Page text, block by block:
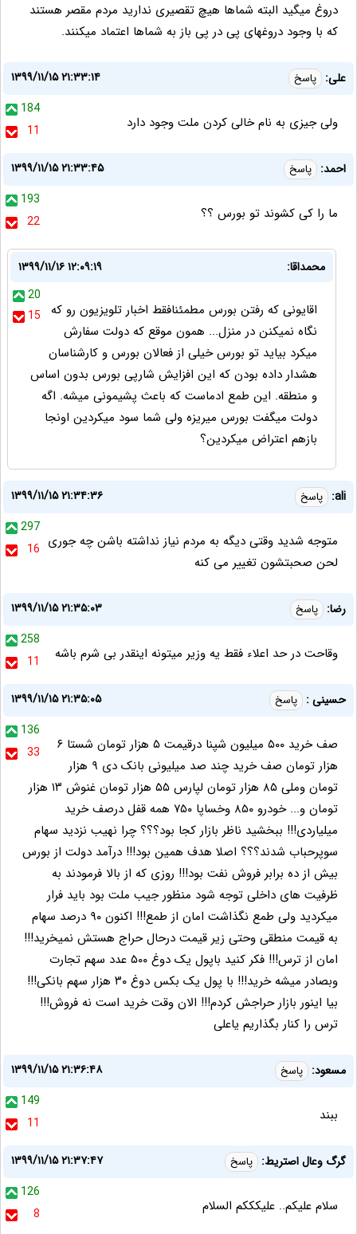
دروغ میگید البته شماها هیچ تقصیری ندارید مردم مقصر هستند
که با وجود دروغهای پی در پی باز به شماها اعتماد میکنند.
علی: پاسخ
۱۳۹۹/۱۱/۱۵ ۲۱:۳۳:۱۴
184
11
ولی جیزی به نام خالی کردن ملت وجود دارد
احمد: پاسخ
۱۳۹۹/۱۱/۱۵ ۲۱:۳۳:۴۵
193
22
ما را کی کشوند تو بورس ؟؟
محمداقا:
۱۳۹۹/۱۱/۱۶ ۱۲:۰۹:۱۹
20
15
اقایونی که رفتن بورس مطمئنافقط اخبار تلویزیون رو که
نگاه نمیکنن در منزل... همون موقع که دولت سفارش
میکرد بیاید تو بورس خیلی از فعالان بورس و کارشناسان
هشدار داده بودن که این افزایش شارپی بورس بدون اساس
و منطقه. این طمع ادماست که باعث پشیمونی میشه. اگه
دولت میگفت بورس میریزه ولی شما سود میکردین اونجا
بازهم اعتراض میکردین؟
ali: پاسخ
۱۳۹۹/۱۱/۱۵ ۲۱:۳۴:۳۶
297
16 متوجه شدید وقتی دیگه به مردم نیاز نداشته باشن چه جوری
لحن صحبتشون تغییر می کنه
رضا: پاسخ
۱۳۹۹/۱۱/۱۵ ۲۱:۳۵:۰۳
258
11
وقاحت در حد اعلاء فقط یه وزیر میتونه اینقدر بی شرم باشه
حسینی : پاسخ
۱۳۹۹/۱۱/۱۵ ۲۱:۳۵:۰۵
136
33
صف خرید ۵۰۰ میلیون شپنا درقیمت ۵ هزار تومان شستا ۶
هزار تومان صف خرید چند صد میلیونی بانک دی ۹ هزار
تومان وملی ۸۵ هزار تومان لپارس ۵۵ هزار تومان غنوش ۱۳ هزار
تومان و... خودرو ۸۵۰ وخساپا ۷۵۰ همه قفل درصف خرید
میلیاردی!!! ببخشید ناظر بازار کجا بود؟؟؟ چرا نهیب نزدید سهام
سوپرحباب شدند؟؟؟ اصلا هدف همین بود!!! درآمد دولت از بورس
بیش از ده برابر فروش نفت بود!!! روزی که از بالا فرمودند به
ظرفیت های داخلی توجه شود منظور جیب ملت بود باید فرار
میکردید ولی طمع نگذاشت امان از طمع!!! اکنون ۹۰ درصد سهام
به قیمت منطقی وحتی زیر قیمت درحال حراج هستش نمیخرید!!!
امان از ترس!!! فکر کنید باپول یک دوغ ۵۰۰ عدد سهم تجارت
وبصادر میشه خرید!!! با پول یک بکس دوغ ۳۰ هزار سهم بانکی!!!
بیا اینور بازار حراجش کردم!!! الان وقت خرید است نه فروش!!!
ترس را کنار بگذاریم یاعلی
مسعود: پاسخ
۱۳۹۹/۱۱/۱۵ ۲۱:۳۶:۴۸
149
11
ببند
گرگ وعال اصتریط: پاسخ
۱۳۹۹/۱۱/۱۵ ۲۱:۳۷:۴۷
126
8
سلام علیکم.. علیکککم السلام